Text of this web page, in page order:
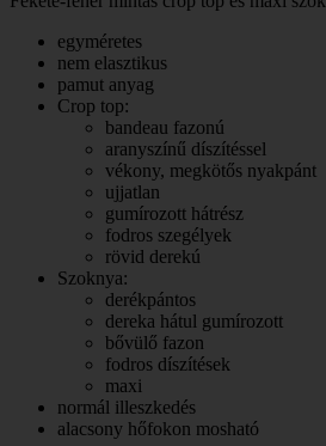
egyméretes
nem elasztikus
pamut anyag
Crop top:
bandeau fazonú
aranyszínű díszítéssel
vékony, megkötős nyakpánt
ujjatlan
gumírozott hátrész
fodros szegélyek
rövid derekú
Szoknya:
derékpántos
dereka hátul gumírozott
bővülő fazon
fodros díszítések
maxi
normál illeszkedés
alacsony hőfokon mosható